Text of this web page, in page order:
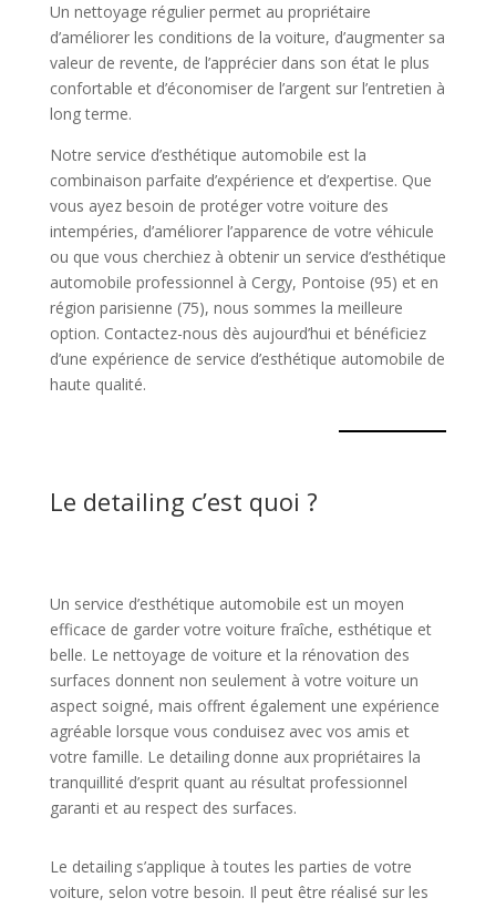
Un nettoyage régulier permet au propriétaire
d’améliorer les conditions de la voiture, d’augmenter sa
valeur de revente, de l’apprécier dans son état le plus
confortable et d’économiser de l’argent sur l’entretien à
long terme.
Notre service d’esthétique automobile est la
combinaison parfaite d’expérience et d’expertise. Que
vous ayez besoin de protéger votre voiture des
intempéries, d’améliorer l’apparence de votre véhicule
ou que vous cherchiez à obtenir un service d’esthétique
automobile professionnel à Cergy, Pontoise (95) et en
région parisienne (75), nous sommes la meilleure
option. Contactez-nous dès aujourd’hui et bénéficiez
d’une expérience de service d’esthétique automobile de
haute qualité.
Le detailing c’est quoi ?
Un service d’esthétique automobile est un moyen
efficace de garder votre voiture fraîche, esthétique et
belle. Le nettoyage de voiture et la rénovation des
surfaces donnent non seulement à votre voiture un
aspect soigné, mais offrent également une expérience
agréable lorsque vous conduisez avec vos amis et
votre famille. Le detailing donne aux propriétaires la
tranquillité d’esprit quant au résultat professionnel
garanti et au respect des surfaces.
Le detailing s’applique à toutes les parties de votre
voiture, selon votre besoin. Il peut être réalisé sur les